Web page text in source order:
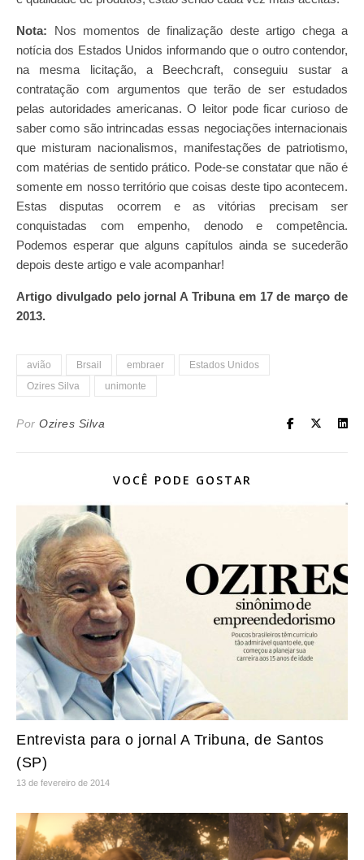
Nota: Nos momentos de finalização deste artigo chega a
notícia dos Estados Unidos informando que o outro contendor,
na mesma licitação, a Beechcraft, conseguiu sustar a
contratação com argumentos que terão de ser estudados
pelas autoridades americanas. O leitor pode ficar curioso de
saber como são intrincadas essas negociações internacionais
que misturam nacionalismos, manifestações de patriotismo,
com matérias de sentido prático. Pode-se constatar que não é
somente em nosso território que coisas deste tipo acontecem.
Estas disputas ocorrem e as vitórias precisam ser
conquistadas com empenho, denodo e competência.
Podemos esperar que alguns capítulos ainda se sucederão
depois deste artigo e vale acompanhar!
Artigo divulgado pelo jornal A Tribuna em 17 de março de
2013.
avião Brsail embraer
Estados Unidos
Ozires Silva
unimonte
Por Ozires Silva
VOCÊ PODE GOSTAR
Entrevista para o jornal A Tribuna, de Santos
(SP)
13 de fevereiro de 2014